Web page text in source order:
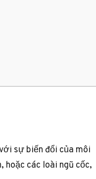
sự biến đổi của môi
hoặc các loài ngũ cốc,